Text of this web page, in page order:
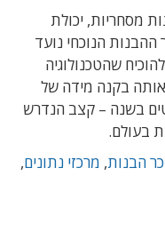
מסחריות, יכולת
ההבנות הנוכחי נועד
שהטכנולוגיה
בקנה מידה של
בשנה – קצב הנדרש
בעולם.
הבנות, מרכזי נתונים,